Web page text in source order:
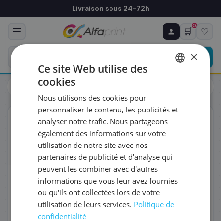
Livraison sous 24-72h
🛒
0
♡
Cartouches
Brother
ORIGINAL
♻ COMMANDE RÉCURRENTE
Prévoyez & économisez
Programmez votre prochain achat — notre équipe
vous prépare un devis personnalisé
RÉFÉRENCE DU PRODUIT
FRÉQUENCE
QUANTITÉ PAR LIVRAISON
DATE DE PREMIÈRE LIVRAISON SOUHAITÉE
×
Ce site Web utilise des
cookies
Nous utilisons des cookies pour
personnaliser le contenu, les publicités et
analyser notre trafic. Nous partageons
également des informations sur votre
utilisation de notre site avec nos
partenaires de publicité et d'analyse qui
peuvent les combiner avec d'autres
informations que vous leur avez fournies
ou qu'ils ont collectées lors de votre
utilisation de leurs services. Politique de
confidentialité